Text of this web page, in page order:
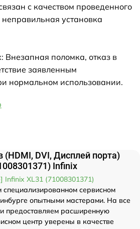
с качеством проведенного
установка
поломка, отказ в
заявленным
нормальном использовании.
DVI, Дисплей порта)
Infinix
Infinix XL31 (71008301371)
сервисном
опытными мастерами. На все
предоставляем расширенную
центр уверены в качестве